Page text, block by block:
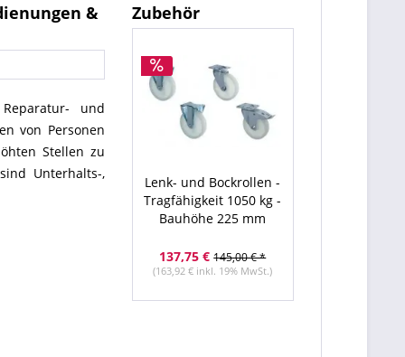
&
und
von Personen
Stellen zu
Unterhalts-,
Zubehör
Lenk- und Bockrollen -
Tragfähigkeit 1050 kg -
Bauhöhe 225 mm
137,75 € 145,00 € *
(163,92 € inkl. 19% MwSt.)